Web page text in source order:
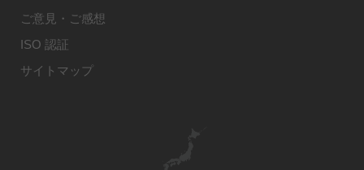
ご意見・ご感想
ISO 認証
サイトマップ